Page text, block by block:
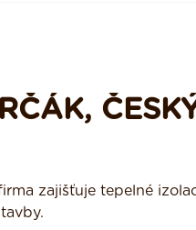
zajišťuje tepelné